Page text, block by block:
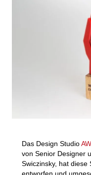
Das Design Studio
von Senior Designer
Swiczinsky, hat diese